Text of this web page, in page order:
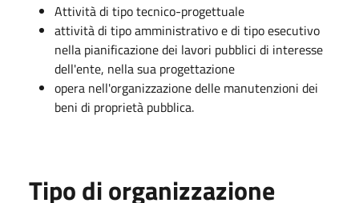
Attività di tipo tecnico-progettuale
attività di tipo amministrativo e di tipo esecutivo
nella pianificazione dei lavori pubblici di interesse
dell'ente, nella sua progettazione
opera nell'organizzazione delle manutenzioni dei
beni di proprietà pubblica.
Tipo di organizzazione